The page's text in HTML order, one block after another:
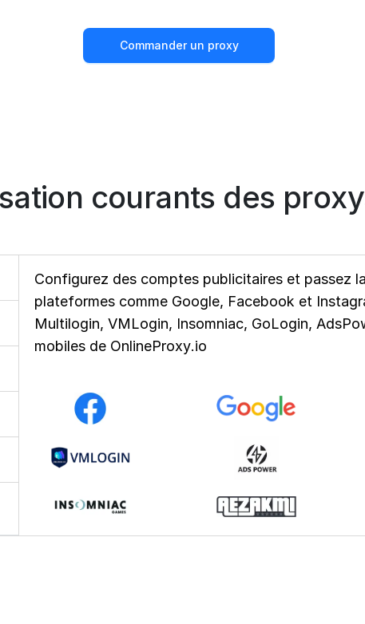
Commander un proxy
courants des
Configurez des comptes publicitaires et passez
plateformes comme Google, Facebook et
Multilogin, VMLogin, Insomniac, GoLogin,
mobiles de OnlineProxy.io